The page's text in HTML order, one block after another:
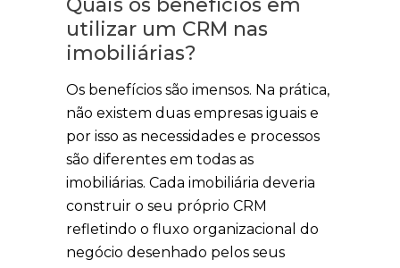
Quais os benefícios em
utilizar um CRM nas
imobiliárias?
Os benefícios são imensos. Na prática,
não existem duas empresas iguais e
por isso as necessidades e processos
são diferentes em todas as
imobiliárias. Cada imobiliária deveria
construir o seu próprio CRM
refletindo o fluxo organizacional do
negócio desenhado pelos seus